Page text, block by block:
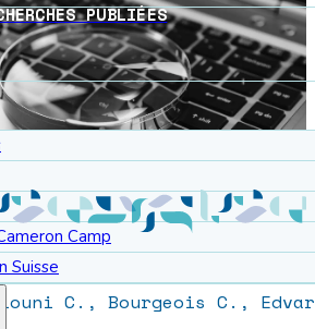
Camp
Suisse
PUBLIÉES
C., Bourgeois C.,